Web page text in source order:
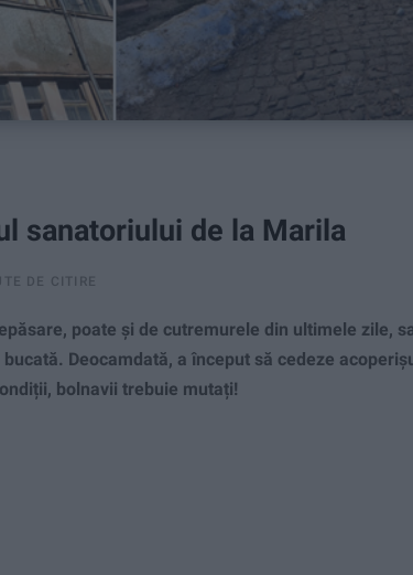
sanatoriului de la Marila
DE CITIRE
poate și de cutremurele din ultimele zile,
Deocamdată, a început să cedeze
bolnavii trebuie mutați!